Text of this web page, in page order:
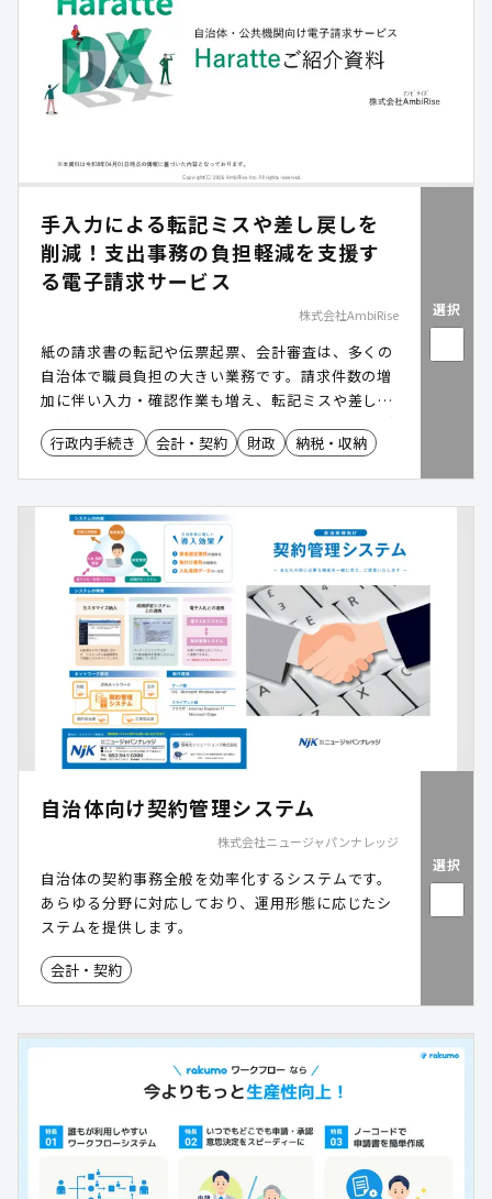
手入力による転記ミスや差し戻しを
削減！支出事務の負担軽減を支援す
る電子請求サービス
株式会社AmbiRise
紙の請求書の転記や伝票起票、会計審査は、多くの
自治体で職員負担の大きい業務です。請求件数の増
加に伴い入力・確認作業も増え、転記ミスや差し戻
し対応のほか、学校や出先機関を含めた運用管理が
課題となるケースもあります。「Haratte(ハラッ
スで、既存の財務会計システムを大きく変更するこ
となく、請求書の電子化から伝票起票までを効率化
し、支出事務のDX推進を支援します。
行政内手続き 会計・契約 財政 納税・収納
選択
自治体向け契約管理システム
株式会社ニュージャパンナレッジ
自治体の契約事務全般を効率化するシステムです。
あらゆる分野に対応しており、運用形態に応じたシ
ステムを提供します。
会計・契約
選択